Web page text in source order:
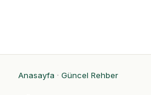
Anasayfa · Güncel Rehber